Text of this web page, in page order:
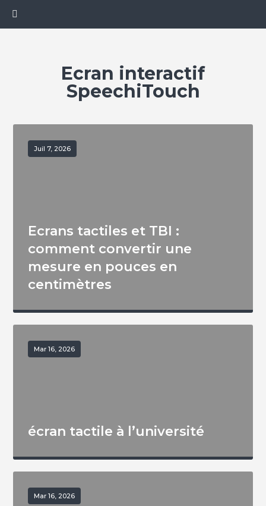
Ecran interactif
SpeechiTouch
Juil 7, 2026
Ecrans tactiles et TBI :
comment convertir une
mesure en pouces en
centimètres
Mar 16, 2026
écran tactile à l’université
Mar 16, 2026